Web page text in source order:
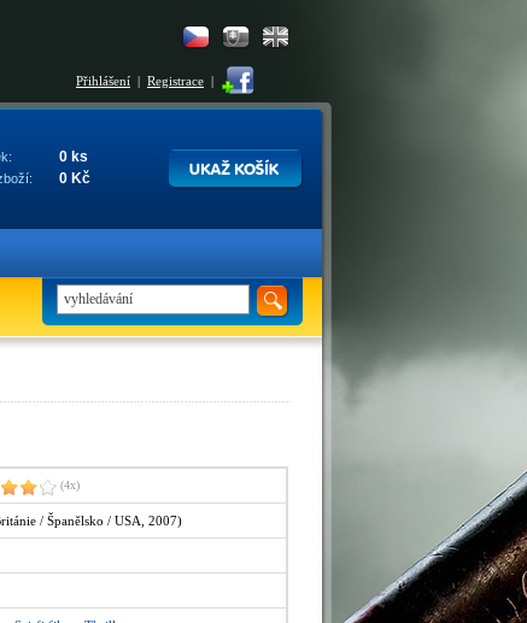
Přihlášení | Registrace |
0 ks
0 Kč
(4x)
/ Španělsko / USA, 2007)